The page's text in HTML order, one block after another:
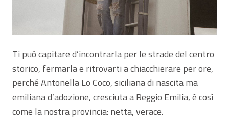
Ti può capitare d’incontrarla per le strade del centro
storico, fermarla e ritrovarti a chiacchierare per ore,
perché Antonella Lo Coco, siciliana di nascita ma
emiliana d’adozione, cresciuta a Reggio Emilia, è così
come la nostra provincia: netta, verace.